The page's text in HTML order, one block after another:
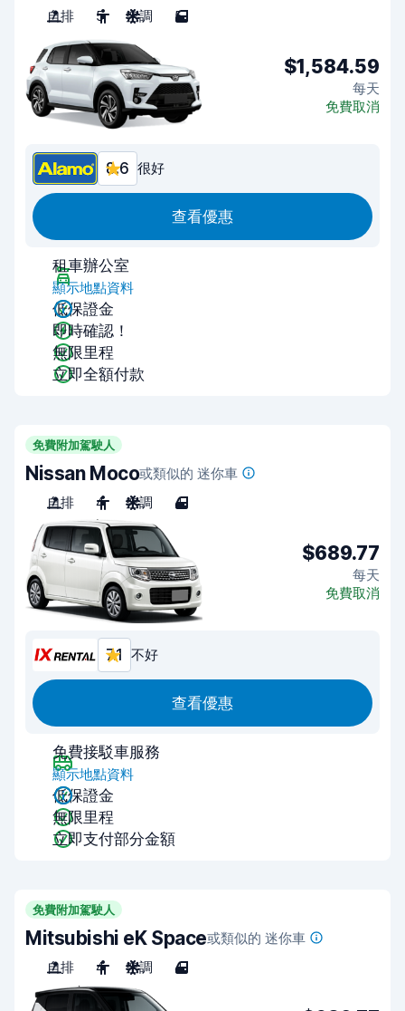
自排
5 空調 5
$1,584.59
每天
免費取消
8.6 很好
查看優惠
租車辦公室
顯示地點資料
低保證金
即時確認！
無限里程
立即全額付款
免費附加駕駛人
Nissan Moco或類似的 迷你車
自排
4 空調 4
$689.77
每天
免費取消
7.1 不好
查看優惠
免費接駁車服務
顯示地點資料
低保證金
無限里程
立即支付部分金額
免費附加駕駛人
Mitsubishi eK Space或類似的 迷你車
自排
4 空調 4